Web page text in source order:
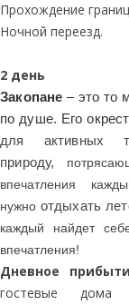
Прохождение
Ночной переезд.
2 день
Закопане– это то
по душе. Его
для активных
природу,
впечатления
нужно отдыхать
каждый найдет
впечатления!
Дневное
гостевые дома